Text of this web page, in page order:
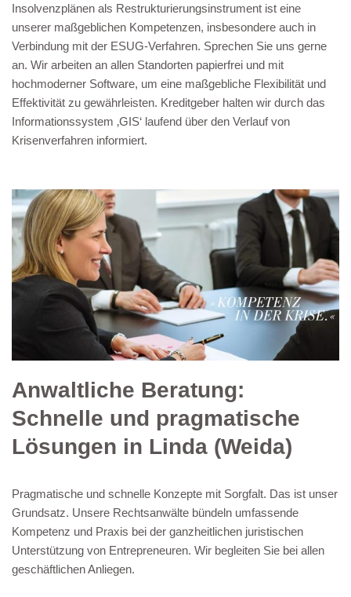
Insolvenzplänen als Restrukturierungsinstrument ist eine
unserer maßgeblichen Kompetenzen, insbesondere auch in
Verbindung mit der ESUG-Verfahren. Sprechen Sie uns gerne
an. Wir arbeiten an allen Standorten papierfrei und mit
hochmoderner Software, um eine maßgebliche Flexibilität und
Effektivität zu gewährleisten. Kreditgeber halten wir durch das
Informationssystem ‚GIS‘ laufend über den Verlauf von
Krisenverfahren informiert.
Anwaltliche Beratung:
Schnelle und pragmatische
Lösungen in Linda (Weida)
Pragmatische und schnelle Konzepte mit Sorgfalt. Das ist unser
Grundsatz. Unsere Rechtsanwälte bündeln umfassende
Kompetenz und Praxis bei der ganzheitlichen juristischen
Unterstützung von Entrepreneuren. Wir begleiten Sie bei allen
geschäftlichen Anliegen.